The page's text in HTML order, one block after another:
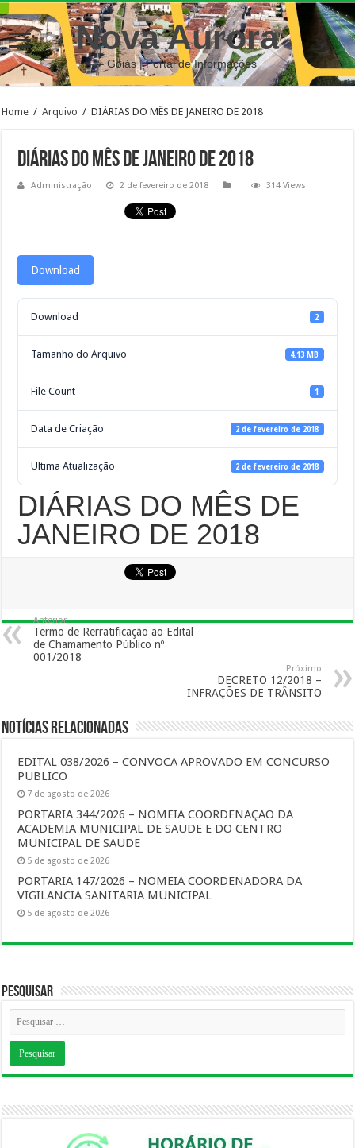
Nova Aurora
– Goiás | Portal de Informações
Home / Arquivo / DIÁRIAS DO MÊS DE JANEIRO DE 2018
DIÁRIAS DO MÊS DE JANEIRO DE 2018
Administração 2 de fevereiro de 2018 314 Views
Download
Download 2
Tamanho do Arquivo 4.13 MB
File Count 1
Data de Criação 2 de fevereiro de 2018
Ultima Atualização 2 de fevereiro de 2018
DIÁRIAS DO MÊS DE
JANEIRO DE 2018
Anterior
Termo de Rerratificação ao Edital
de Chamamento Público nº
001/2018
Próximo
DECRETO 12/2018 –
INFRAÇÕES DE TRÂNSITO
Notícias Relacionadas
EDITAL 038/2026 – CONVOCA APROVADO EM CONCURSO
PUBLICO
7 de agosto de 2026
PORTARIA 344/2026 – NOMEIA COORDENAÇAO DA
ACADEMIA MUNICIPAL DE SAUDE E DO CENTRO
MUNICIPAL DE SAUDE
5 de agosto de 2026
PORTARIA 147/2026 – NOMEIA COORDENADORA DA
VIGILANCIA SANITARIA MUNICIPAL
5 de agosto de 2026
Pesquisar